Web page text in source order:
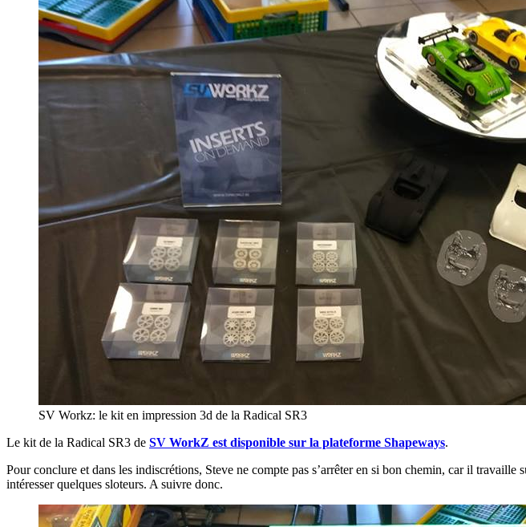
SV Workz: le kit en impression 3d de la Radical SR3
Le kit de la Radical SR3 de SV WorkZ est disponible sur la plateforme Shapeways.
Pour conclure et dans les indiscrétions, Steve ne compte pas s’arrêter en si bon chemin, car il
intéresser quelques sloteurs. A suivre donc.